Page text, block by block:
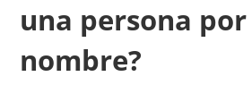
una persona por
nombre?